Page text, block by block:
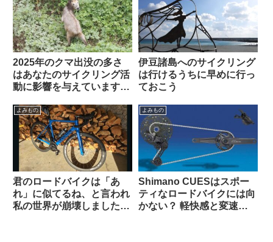
2025年のクマ出没の多さ
はあなたのサイクリング活
動に影響を与えています
チ考察）
伊豆諸島へのサイクリング
は行けるうちに早めに行っ
ておこう
よみもの
君のロードバイクは「あ
れ」に似てるね、と言われ
私の世界が崩壊しました
よみもの
Shimano CUESはスポー
ティなロードバイクには向
かない？ 軽快感と変速の